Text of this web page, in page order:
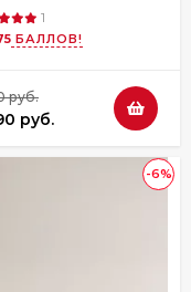
1
БАЛЛОВ!
руб.
руб.
-6%